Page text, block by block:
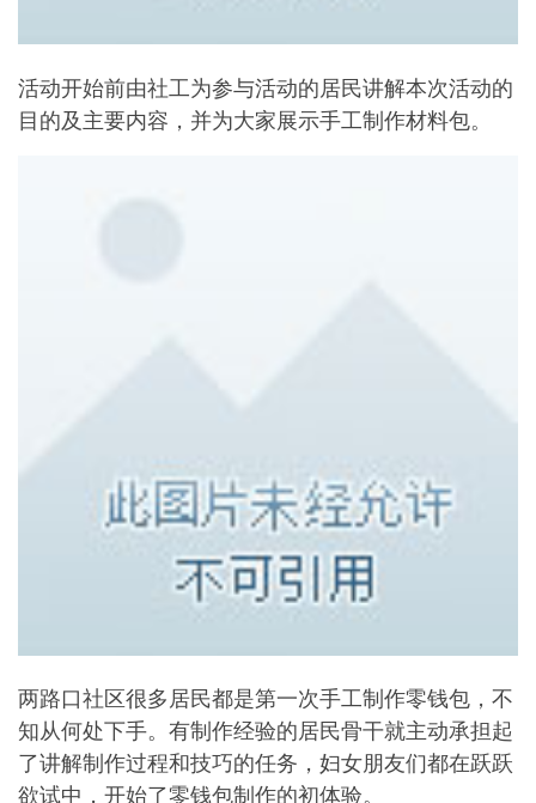
活动开始前由社工为参与活动的居民讲解本次活动的
目的及主要内容，并为大家展示手工制作材料包。
两路口社区很多居民都是第一次手工制作零钱包，不
知从何处下手。有制作经验的居民骨干就主动承担起
了讲解制作过程和技巧的任务，妇女朋友们都在跃跃
欲试中，开始了零钱包制作的初体验。